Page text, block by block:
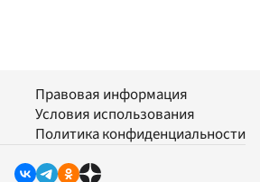
Правовая информация
Условия использования
Политика конфиденциальности